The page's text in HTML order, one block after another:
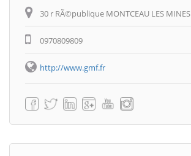
30 r RÃ©publique MONTCEAU LES MINES
0970809809
http://www.gmf.fr